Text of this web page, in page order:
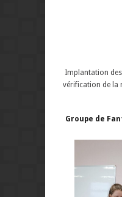
Implantation des
vérification de la
Groupe de